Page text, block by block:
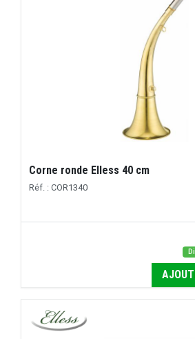
Corne ronde Elless 40 cm
Réf. : COR1340